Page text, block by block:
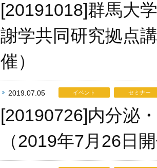
[20191018]群馬大
謝学共同研究拠点
催）
2019.07.05 イベント セミナー
[20190726]内分泌
（2019年7月26日